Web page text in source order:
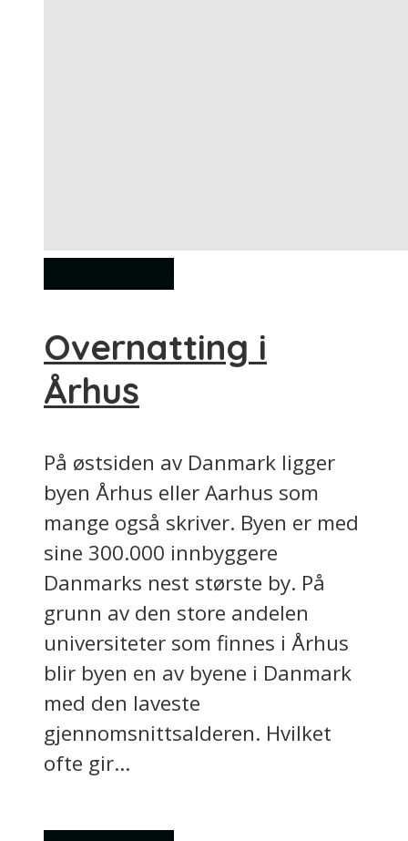
Overnatting i
Århus
På østsiden av Danmark ligger
byen Århus eller Aarhus som
mange også skriver. Byen er med
sine 300.000 innbyggere
Danmarks nest største by. På
grunn av den store andelen
universiteter som finnes i Århus
blir byen en av byene i Danmark
med den laveste
gjennomsnittsalderen. Hvilket
ofte gir...